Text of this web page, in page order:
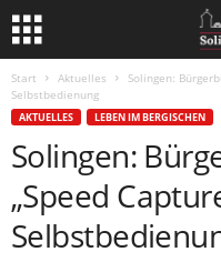
Start Aktuelles
Solingen:
Selbstbedienung
AKTUELLES LEBEN IM BERGISCHEN
Solingen:
„Speed